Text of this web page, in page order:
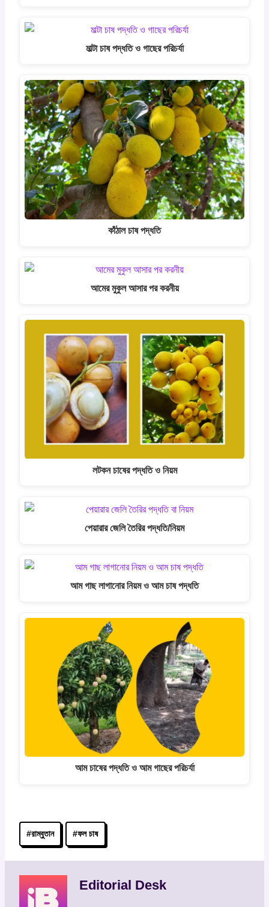
মাল্টা চাষ পদ্ধতি ও গাছের পরিচর্যা
কাঁঠাল চাষ পদ্ধতি
আমের মুকুল আসার পর করনীয়
লটকন চাষের পদ্ধতি ও নিয়ম
পেয়ারার জেলি তৈরির পদ্ধতি/নিয়ম
আম গাছ লাগানোর নিয়ম ও আম চাষ পদ্ধতি
আম চাষের পদ্ধতি ও আম গাছের পরিচর্যা
Post
Tags:
#রাম্বুতান #ফল চাষ
Editorial Desk